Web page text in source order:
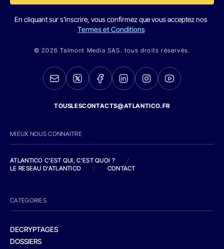
En cliquant sur s'inscrire, vous confirmez que vous acceptez nos
Termes et Conditions
© 2026 Talmont Media SAS. tous droits réservés.
TOUSLESCONTACTS@ATLANTICO.FR
MIEUX NOUS CONNAITRE
ATLANTICO C'EST QUI, C'EST QUOI ?
/
LE RESEAU D'ATLANTICO
/ CONTACT
CATEGORIES
DECRYPTAGES
DOSSIERS